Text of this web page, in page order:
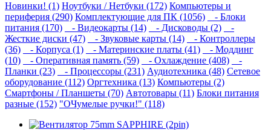
Новинки! (1) Ноутбуки / Нетбуки (172) Компьютеры и
периферия (290) Комплектующие для ПК (1056)
- Блоки
питания (170)
- Видеокарты (14) - Дисководы (2)
-
Жесткие диски (47)
- Звуковые карты (14)
- Контроллеры
(36)
- Корпуса (1) - Материнские платы (41)
- Моддинг
(10)
- Оперативная память (59) - Охлаждение (408)
-
Планки (23)
- Процессоры (231) Аудиотехника (48) Сетевое
оборудование (112) Оргтехника (13) Компьютеры (2)
Смартфоны / Планшеты (70) Автотовары (11) Блоки питания
разные (152) "ОЧумелые ручки!" (118)